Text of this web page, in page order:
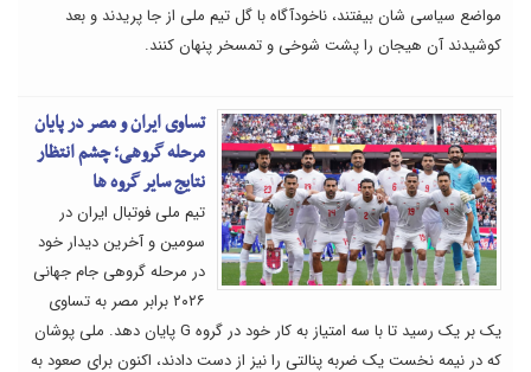
مواضع سیاسی شان بیفتند، ناخودآگاه با گل تیم ملی از جا پریدند و بعد
کوشیدند آن هیجان را پشت شوخی و تمسخر پنهان کنند.
تساوی ایران و مصر در پایان
مرحله گروهی؛ چشم انتظار
نتایج سایر گروه ها
تیم ملی فوتبال ایران در
سومین و آخرین دیدار خود
در مرحله گروهی جام جهانی
۲۰۲۶ برابر مصر به تساوی
یک بر یک رسید تا با سه امتیاز به کار خود در گروه G پایان دهد. ملی پوشان
که در نیمه نخست یک ضربه پنالتی را نیز از دست دادند، اکنون برای صعود به